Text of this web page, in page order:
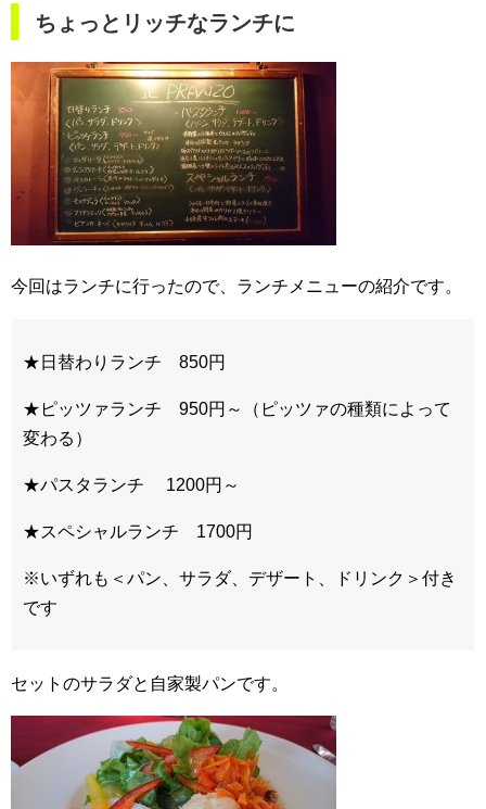
ちょっとリッチなランチに
今回はランチに行ったので、ランチメニューの紹介です。
★日替わりランチ 850円
★ピッツァランチ 950円～（ピッツァの種類によって
変わる）
★パスタランチ 1200円～
★スペシャルランチ 1700円
※いずれも＜パン、サラダ、デザート、ドリンク＞付き
です
セットのサラダと自家製パンです。